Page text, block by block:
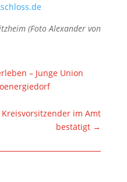
(Foto Alexander von
– Junge Union
im Amt
bestätigt →